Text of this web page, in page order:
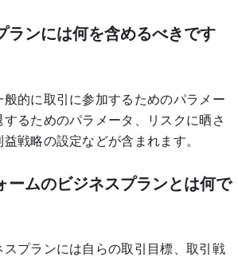
ランには何を含めるべきです
的に取引に参加するためのパラメー
るためのパラメータ、リスクに晒さ
戦略の設定などが含まれます。
ームのビジネスプランとは何で
プランには自らの取引目標、取引戦